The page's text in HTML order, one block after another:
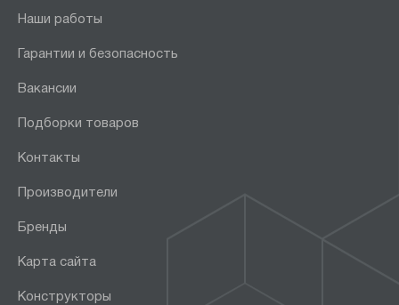
Наши работы
Гарантии и безопасность
Вакансии
Подборки товаров
Контакты
Производители
Бренды
Карта сайта
Конструкторы